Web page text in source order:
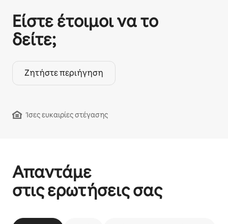
Είστε έτοιμοι να το
δείτε;
Ζητήστε περιήγηση
Ίσες ευκαιρίες στέγασης
Απαντάμε
στις ερωτήσεις σας